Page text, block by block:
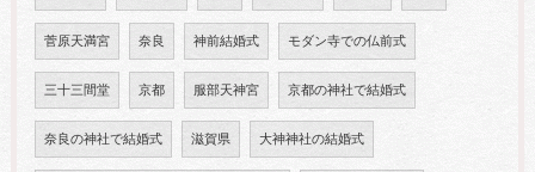
菅原天満宮 奈良 神前結婚式 モダン寺での仏前式
三十三間堂 京都 服部天神宮 京都の神社で結婚式
奈良の神社で結婚式 滋賀県 大神神社の結婚式